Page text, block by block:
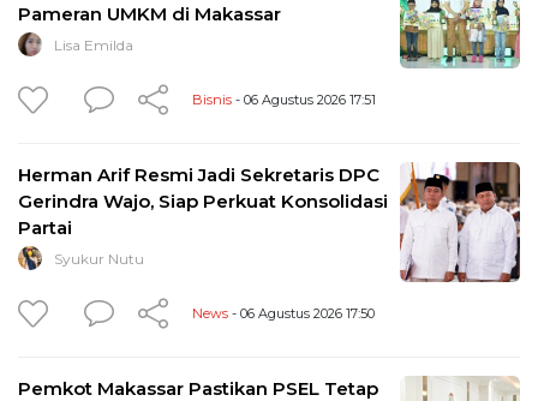
Pameran UMKM di Makassar
Lisa Emilda
Bisnis - 06 Agustus 2026 17:51
Herman Arif Resmi Jadi Sekretaris DPC
Gerindra Wajo, Siap Perkuat Konsolidasi
Partai
Syukur Nutu
News - 06 Agustus 2026 17:50
Pemkot Makassar Pastikan PSEL Tetap